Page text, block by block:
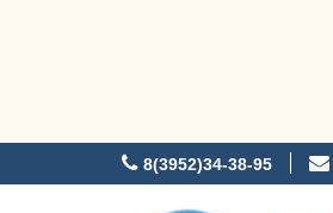
к
8(3952)34-38-95